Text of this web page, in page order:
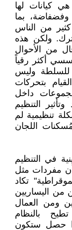
كيانات لها
بما
من الناس
ولكن هذه
من الأحوال
أكثر رقياً
للسلطة وليس
بتحركات
داخل
التنظيم
تنظيمية لم
اللجان
في التنظيم
مفردات مثل
تكاد
اليساريين
ومن العمال
بالنظام
حصل ستكون